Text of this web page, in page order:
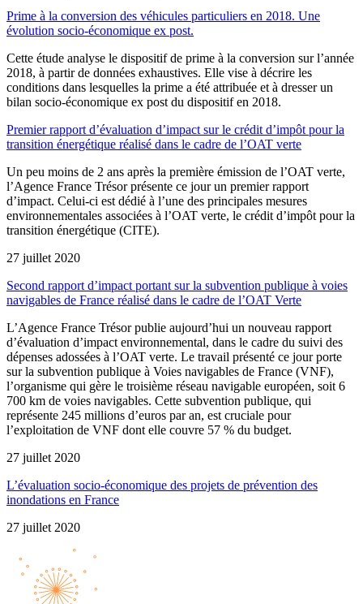
Prime à la conversion des véhicules particuliers en 2018. Une
évolution socio-économique ex post.
Cette étude analyse le dispositif de prime à la conversion sur l’année
2018, à partir de données exhaustives. Elle vise à décrire les
conditions dans lesquelles la prime a été attribuée et à dresser un
bilan socio-économique ex post du dispositif en 2018.
Premier rapport d’évaluation d’impact sur le crédit d’impôt pour la
transition énergétique réalisé dans le cadre de l’OAT verte
Un peu moins de 2 ans après la première émission de l’OAT verte,
l’Agence France Trésor présente ce jour un premier rapport
d’impact. Celui-ci est dédié à l’une des principales mesures
environnementales associées à l’OAT verte, le crédit d’impôt pour la
transition énergétique (CITE).
27 juillet 2020
Second rapport d’impact portant sur la subvention publique à voies
navigables de France réalisé dans le cadre de l’OAT Verte
L’Agence France Trésor publie aujourd’hui un nouveau rapport
d’évaluation d’impact environnemental, dans le cadre du suivi des
dépenses adossées à l’OAT verte. Le travail présenté ce jour porte
sur la subvention publique à Voies navigables de France (VNF),
l’organisme qui gère le troisième réseau navigable européen, soit 6
700 km de voies navigables. Cette subvention publique, qui
représente 245 millions d’euros par an, est cruciale pour
l’exploitation de VNF dont elle couvre 57 % du budget.
27 juillet 2020
L’évaluation socio-économique des projets de prévention des
inondations en France
27 juillet 2020